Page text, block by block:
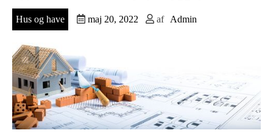
Hus og have maj 20, 2022 af Admin